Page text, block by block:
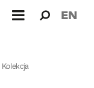
dla: EN
Kolekcja